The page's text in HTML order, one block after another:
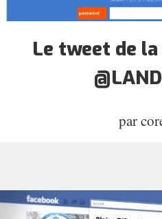
Le tweet de
par